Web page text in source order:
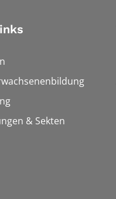
& Sekten